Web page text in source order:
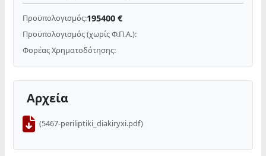
Προϋπολογισμός:195400 €
Προϋπολογισμός (χωρίς Φ.Π.Α.):
Φορέας Χρηματοδότησης:
Αρχεία
(5467-periliptiki_diakiryxi.pdf)